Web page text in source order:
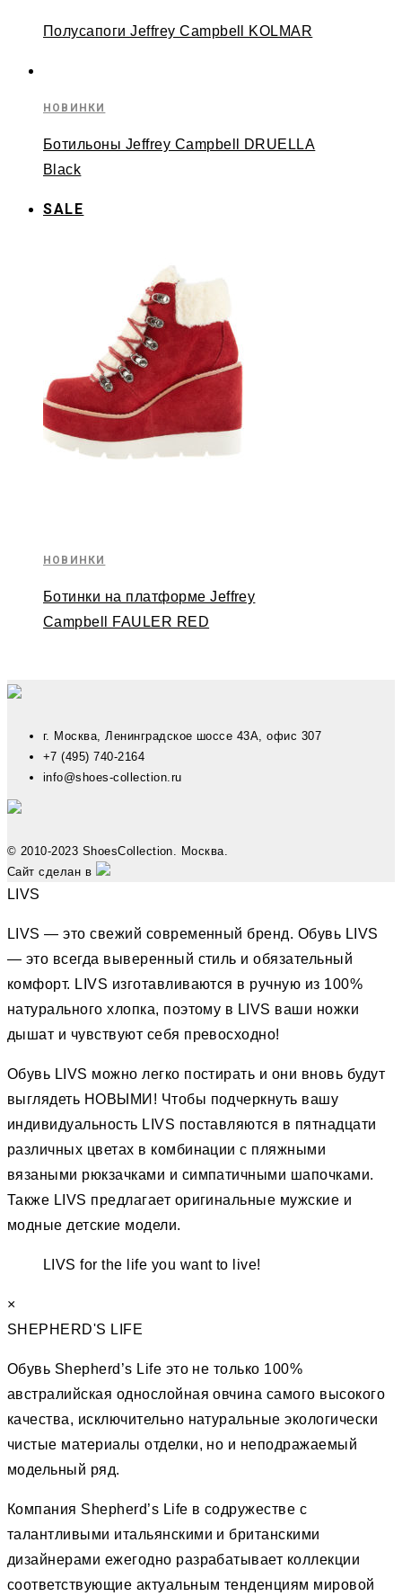
Полусапоги Jeffrey Campbell KOLMAR
НОВИНКИ
Ботильоны Jeffrey Campbell DRUELLA
Black
SALE
НОВИНКИ
Ботинки на платформе Jeffrey
Campbell FAULER RED
г. Москва, Ленинградское шоссе 43А, офис 307
+7 (495) 740-2164
info@shoes-collection.ru
© 2010-2023 ShoesCollection. Москва.
Сайт сделан в
LIVS
LIVS — это свежий современный бренд. Обувь LIVS
— это всегда выверенный стиль и обязательный
комфорт. LIVS изготавливаются в ручную из 100%
натурального хлопка, поэтому в LIVS ваши ножки
дышат и чувствуют себя превосходно!
Обувь LIVS можно легко постирать и они вновь будут
выглядеть НОВЫМИ! Чтобы подчеркнуть вашу
индивидуальность LIVS поставляются в пятнадцати
различных цветах в комбинации с пляжными
вязаными рюкзачками и симпатичными шапочками.
Также LIVS предлагает оригинальные мужские и
модные детские модели.
LIVS for the life you want to live!
×
SHEPHERD'S LIFE
Обувь Shepherd’s Life это не только 100%
австралийская однослойная овчина самого высокого
качества, исключительно натуральные экологически
чистые материалы отделки, но и неподражаемый
модельный ряд.
Компания Shepherd’s Life в содружестве с
талантливыми итальянскими и британскими
дизайнерами ежегодно разрабатывает коллекции
соответствующие актуальным тенденциям мировой